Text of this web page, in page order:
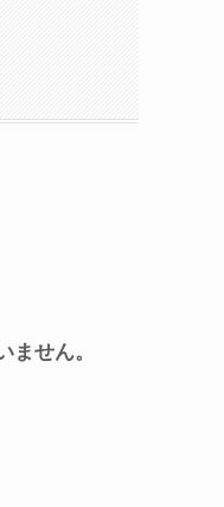
せん。